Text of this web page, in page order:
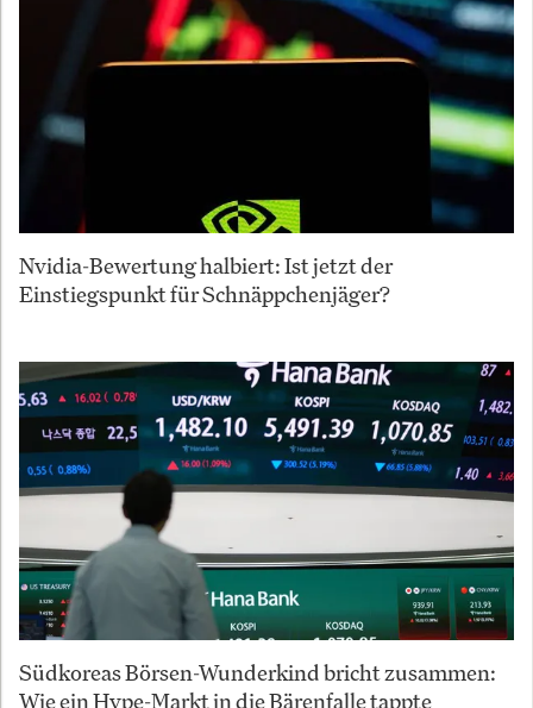
Nvidia-Bewertung halbiert: Ist jetzt der
Einstiegspunkt für Schnäppchenjäger?
Südkoreas Börsen-Wunderkind bricht zusammen:
Wie ein Hype-Markt in die Bärenfalle tappte